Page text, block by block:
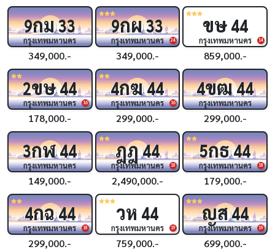
9กม33
กรุงเทพมหานคร
349,000.-
24
9กผ33
กรุงเทพมหานคร
349,000.-
14
ขษ44
กรุงเทพมหานคร
859,000.-
16
2ขษ44
กรุงเทพมหานคร
178,000.-
16
4กฆ44
กรุงเทพมหานคร
299,000.-
4ขฒ44
กรุงเทพมหานคร
299,000.-
3กฬ44
กรุงเทพมหานคร
149,000.-
18
ฎฎ44
กรุงเทพมหานคร
2,490,000.-
18
5กธ44
กรุงเทพมหานคร
179,000.-
18
4กฉ44
กรุงเทพมหานคร
299,000.-
19
วห 44
กรุงเทพมหานคร
759,000.-
19
ญส44
กรุงเทพมหานคร
699,000.-